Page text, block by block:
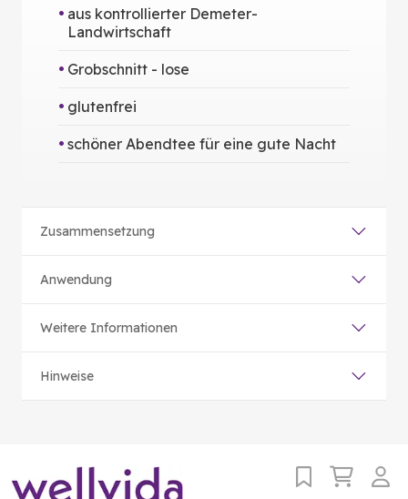
aus kontrollierter Demeter-
Landwirtschaft
Grobschnitt - lose
glutenfrei
schöner Abendtee für eine gute Nacht
Zusammensetzung
Anwendung
Weitere Informationen
Hinweise